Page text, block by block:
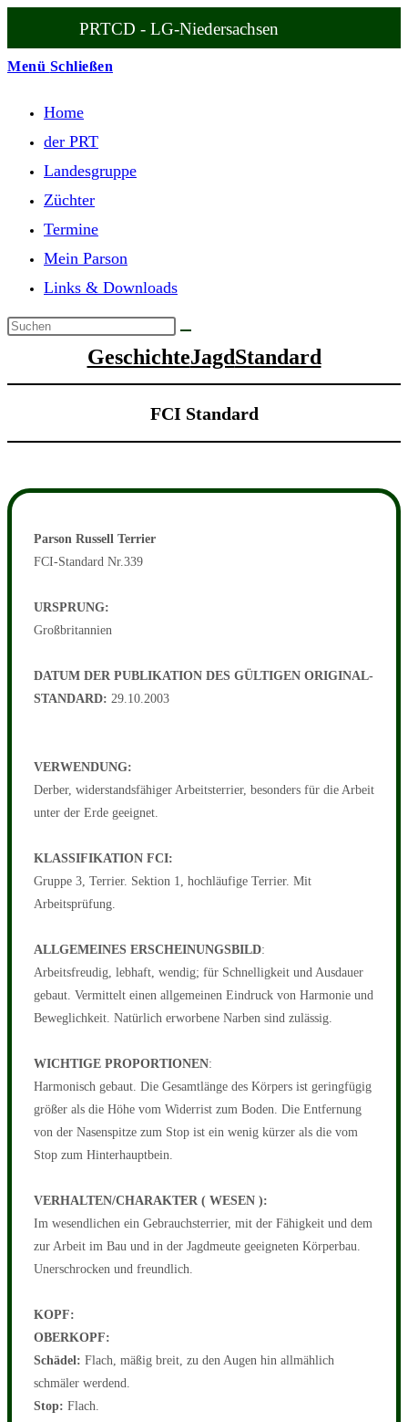
springen
PRTCD - LG-Niedersachsen
Menü Schließen
Home
der PRT
Landesgruppe
Züchter
Termine
Mein Parson
Links & Downloads
GeschichteJagdStandard
FCI Standard
Parson Russell Terrier
FCI-Standard Nr.339
URSPRUNG:
Großbritannien
DATUM DER PUBLIKATION DES GÜLTIGEN ORIGINAL-
STANDARD: 29.10.2003
VERWENDUNG:
Derber, widerstandsfähiger Arbeitsterrier, besonders für die Arbeit
unter der Erde geeignet.
KLASSIFIKATION FCI:
Gruppe 3, Terrier. Sektion 1, hochläufige Terrier. Mit
Arbeitsprüfung.
ALLGEMEINES ERSCHEINUNGSBILD:
Arbeitsfreudig, lebhaft, wendig; für Schnelligkeit und Ausdauer
gebaut. Vermittelt einen allgemeinen Eindruck von Harmonie und
Beweglichkeit. Natürlich erworbene Narben sind zulässig.
WICHTIGE PROPORTIONEN:
Harmonisch gebaut. Die Gesamtlänge des Körpers ist geringfügig
größer als die Höhe vom Widerrist zum Boden. Die Entfernung
von der Nasenspitze zum Stop ist ein wenig kürzer als die vom
Stop zum Hinterhauptbein.
VERHALTEN/CHARAKTER ( WESEN ):
Im wesendlichen ein Gebrauchsterrier, mit der Fähigkeit und dem
zur Arbeit im Bau und in der Jagdmeute geeigneten Körperbau.
Unerschrocken und freundlich.
KOPF:
OBERKOPF:
Schädel: Flach, mäßig breit, zu den Augen hin allmählich
schmäler werdend.
Stop: Flach.